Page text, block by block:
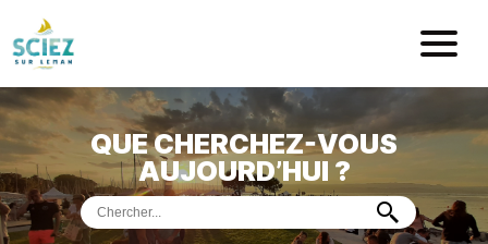
Mairie de
ACCUEIL
VOTREMAIRIE
QUE CHERCHEZ-VOUS
AUJOURD’HUI ?